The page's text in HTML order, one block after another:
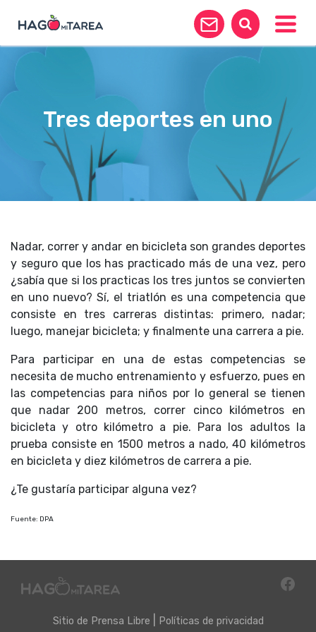
Tres deportes en uno
Nadar, correr y andar en bicicleta son grandes deportes
y seguro que los has practicado más de una vez, pero
¿sabía que si los practicas los tres juntos se convierten
en uno nuevo? Sí, el triatlón es una competencia que
consiste en tres carreras distintas: primero, nadar;
luego, manejar bicicleta; y finalmente una carrera a pie.
Para participar en una de estas competencias se
necesita de mucho entrenamiento y esfuerzo, pues en
las competencias para niños por lo general se tienen
que nadar 200 metros, correr cinco kilómetros en
bicicleta y otro kilómetro a pie. Para los adultos la
prueba consiste en 1500 metros a nado, 40 kilómetros
en bicicleta y diez kilómetros de carrera a pie.
¿Te gustaría participar alguna vez?
Fuente: DPA
Sitio de Prensa Libre Políticas de privacidad